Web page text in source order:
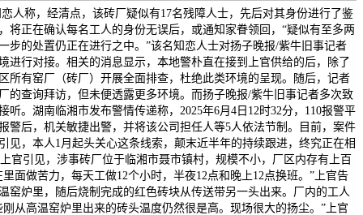
人称，经清点，该砖厂疑似有17名残障人士，先后对其身份进行了鉴
正在确认每名工人的身份无误后，或通知家眷领回，“疑似有至多两
的处置仍正在进行之中。”该名知恋人士对扬子晚报/紫牛旧事记者
行对接。相关的消息显示，本地警朴直在接到上官供给的后，除了
有窑厂（砖厂）开展全面排查，杜绝此类环境的呈现。随后，记者
查询拜访，但未便透露更多环境。而扬子晚报/紫牛旧事记者多次致
。湖南临湘市发布警情传递称，2025年6月4日12时32分，110报警平
后，机关敏捷出警，并将该公司担任人等5人依法节制。目前，案件
，本人1月起头关心这条线索，颠末近半年的持续跟进，终究正在相
上官引见，涉事砖厂位于临湘市聂市镇村，规模不小，厂区内存有上百
面做苦力，每天工做12个小时，半夜12点和晚上12点换班。”上官告
炉里，随后烧制完成的红色砖块从传送带另一头出来。厂内的工人
从高温窑炉里出来的砖头温度仍然很是高。现场很大的扬尘。”上官